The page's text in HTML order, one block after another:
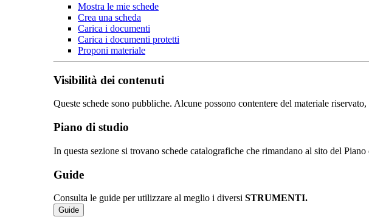
Mostra le mie schede
Crea una scheda
Carica i documenti
Carica i documenti protetti
Proponi materiale
Visibilità dei contenuti
Queste schede sono pubbliche. Alcune possono contentere del materiale
Piano di studio
In questa sezione si trovano schede catalografiche che rimandano al sito del Piano
Guide
Consulta le guide per utilizzare al meglio i diversi STRUMENTI.
Guide